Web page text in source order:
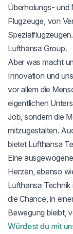
Überholungs- und
Flugzeuge, von
Lufthansa Group.
Aber was macht
Innovation und
vor allem die
eigentlichen
Job, sondern die
mitzugestalten.
bietet Lufthansa
Eine
Herzen, ebenso
Lufthansa Technik
die Chance, in
Bewegung bleibt,
Würdest du mit